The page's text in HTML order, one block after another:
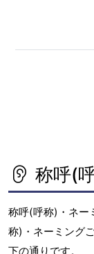
称呼(
称呼(呼称)・ネー
称)・ネーミング
下の通りです。